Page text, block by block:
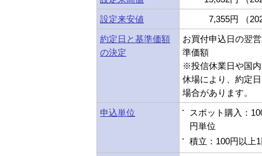
設定来安値
7,355円 （
約定日と基準価額
の決定
お買付申込日の翌
準価額
※投信休業日や国
休場により、約定
場合があります。
申込単位
スポット購入：
円単位
積立：100円以上